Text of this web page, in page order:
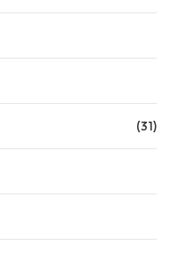
(31)